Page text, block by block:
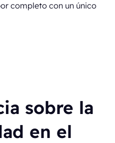
completo con un único
sobre la
en el